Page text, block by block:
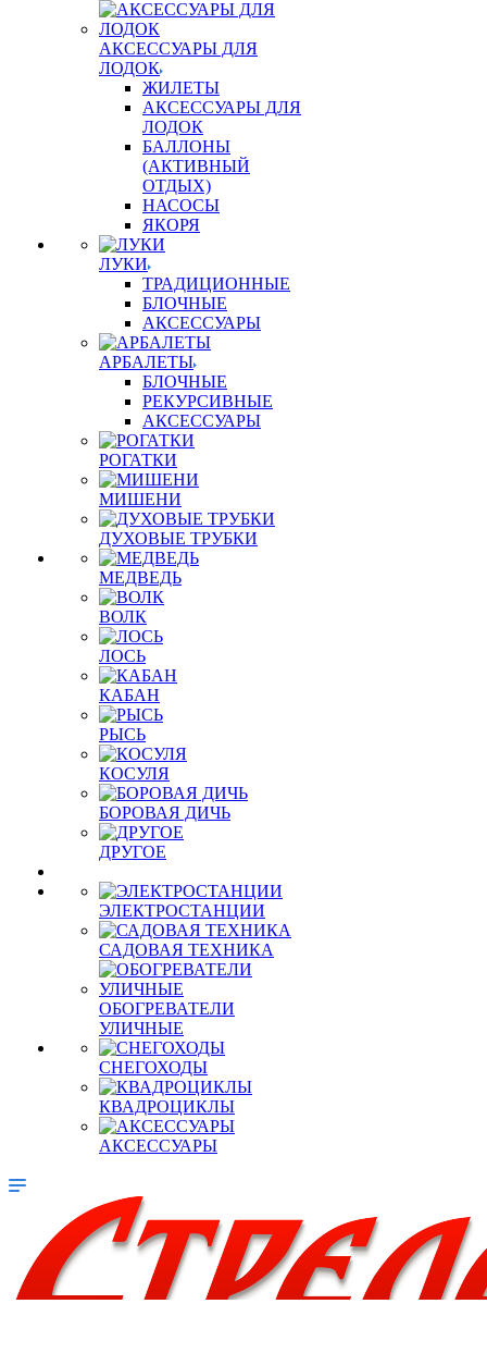
АКСЕССУАРЫ ДЛЯ
ЛОДОК
ЖИЛЕТЫ
АКСЕССУАРЫ ДЛЯ
ЛОДОК
БАЛЛОНЫ
(АКТИВНЫЙ
ОТДЫХ)
НАСОСЫ
ЯКОРЯ
ЛУКИ
ТРАДИЦИОННЫЕ
БЛОЧНЫЕ
АКСЕССУАРЫ
АРБАЛЕТЫ
БЛОЧНЫЕ
РЕКУРСИВНЫЕ
АКСЕССУАРЫ
РОГАТКИ
МИШЕНИ
ДУХОВЫЕ ТРУБКИ
МЕДВЕДЬ
ВОЛК
ЛОСЬ
КАБАН
РЫСЬ
КОСУЛЯ
БОРОВАЯ ДИЧЬ
ДРУГОЕ
ЭЛЕКТРОСТАНЦИИ
САДОВАЯ ТЕХНИКА
ОБОГРЕВАТЕЛИ
УЛИЧНЫЕ
СНЕГОХОДЫ
КВАДРОЦИКЛЫ
АКСЕССУАРЫ